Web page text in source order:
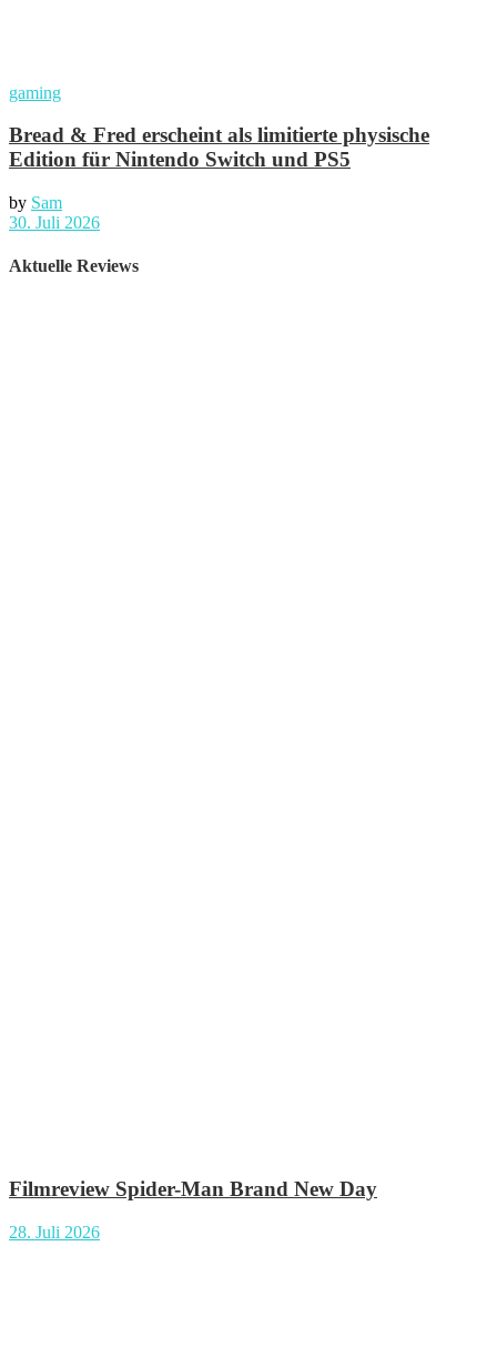
gaming
Bread & Fred erscheint als limitierte physische
Edition für Nintendo Switch und PS5
by Sam
30. Juli 2026
Aktuelle Reviews
Filmreview Spider-Man Brand New Day
28. Juli 2026